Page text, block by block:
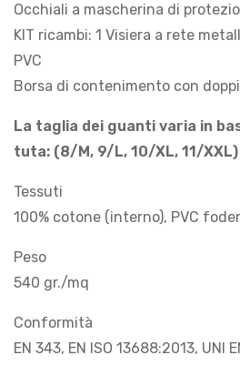
Occhiali a mascherina di
KIT ricambi: 1 Visiera a rete
PVC
Borsa di contenimento con
La taglia dei guanti varia in
tuta: (8/M, 9/L, 10/XL, 11/XXL)
Tessuti
100% cotone (interno), PVC
Peso
540 gr./mq
Conformità
EN 343, EN ISO 13688:2013, UNI